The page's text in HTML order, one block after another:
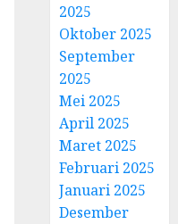
2025
Oktober 2025
September
2025
Mei 2025
April 2025
Maret 2025
Februari 2025
Januari 2025
Desember